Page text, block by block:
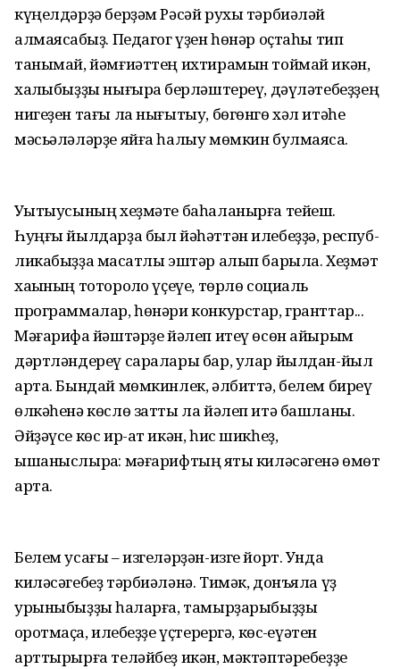
күңелдәрҙә берҙәм Рәсәй рухы тәрбиәләй
алмаясаҡбыҙ. Педагог үҙен һөнәр оҫтаһы тип
танымай, йәмғиәттең ихтирамын тоймай икән,
халҡыбыҙҙы нығыраҡ берләштереү, дәүләтебеҙҙең
нигеҙен тағы ла нығытыу, бөгөнгө хәл итәһе
мәсьәләләрҙе яйға һалыу мөмкин булмаясаҡ.
Уҡытыусының хеҙмәте баһа­ла­нырға тейеш.
Һуңғы йылдарҙа был йәһәттән илебеҙҙә, респуб­
ликабыҙҙа маҡсатлы эштәр алып барыла. Хеҙмәт
хаҡының тото­роҡ­ло үҫеүе, төрлө социаль
программалар, һөнәри конкурстар, гранттар...
Мәғарифҡа йәштәрҙе йәлеп итеү өсөн айырым
дәртләндереү саралары бар, улар йылдан-йыл
арта. Бындай мөмкинлек, әлбиттә, белем биреү
өлкәһенә көслө затты ла йәлеп итә башланы.
Әйҙәүсе көс ир-ат икән, һис шикһеҙ,
ышаныслыраҡ: мәғарифтың яҡты киләсәгенә өмөт
арта.
Белем усағы – изгеләрҙән-изге йорт. Унда
киләсәгебеҙ тәрбиә­ләнә. Тимәк, донъяла үҙ
урыны­быҙҙы һаҡларға, тамырҙары­быҙ­ҙы
ҡоротмаҫҡа, илебеҙҙе үҫте­рергә, көс-ҡеүәтен
арттырырға теләйбеҙ икән, мәктәптәребеҙҙе